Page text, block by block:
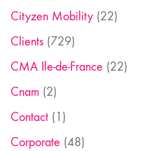
Cityzen Mobility (22)
Clients (729)
CMA Ile-de-France (22)
Cnam (2)
Contact (1)
Corporate (48)